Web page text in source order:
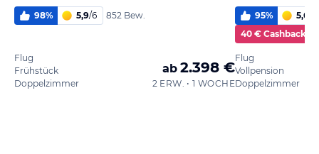
98% 5,9/6 852 Bew.
Flug
Frühstück
Doppelzimmer
ab 2.398 €
2 ERW. • 1 WOCHE
95% 5,6
40 € Cashback
Flug
Vollpension
Doppelzimmer